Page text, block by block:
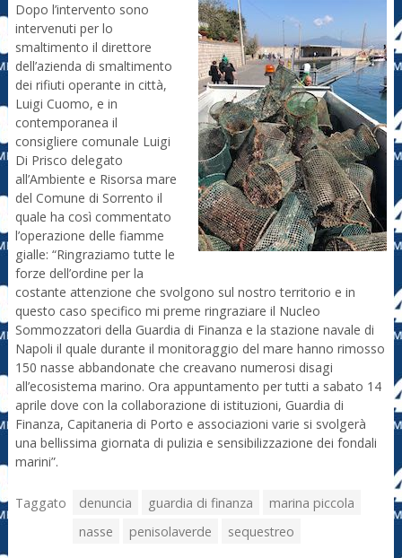
Dopo l’intervento sono
intervenuti per lo
smaltimento il direttore
dell’azienda di smaltimento
dei rifiuti operante in città,
Luigi Cuomo, e in
contemporanea il
consigliere comunale Luigi
Di Prisco delegato
all’Ambiente e Risorsa mare
del Comune di Sorrento il
quale ha così commentato
l’operazione delle fiamme
gialle: “Ringraziamo tutte le
forze dell’ordine per la
costante attenzione che svolgono sul nostro territorio e in
questo caso specifico mi preme ringraziare il Nucleo
Sommozzatori della Guardia di Finanza e la stazione navale di
Napoli il quale durante il monitoraggio del mare hanno rimosso
150 nasse abbandonate che creavano numerosi disagi
all’ecosistema marino. Ora appuntamento per tutti a sabato 14
aprile dove con la collaborazione di istituzioni, Guardia di
Finanza, Capitaneria di Porto e associazioni varie si svolgerà
una bellissima giornata di pulizia e sensibilizzazione dei fondali
marini”.
Taggato denuncia guardia di finanza
marina piccola
nasse
penisolaverde sequestreo